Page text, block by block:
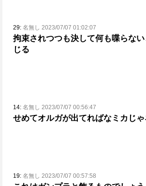
29: 名無し 2023/07/07 01:02:07
拘束されつつも決して何も喋らな
じる
14: 名無し 2023/07/07 00:56:47
せめてオルガが出てればな ミカじ
19: 名無し 2023/07/07 00:57:58